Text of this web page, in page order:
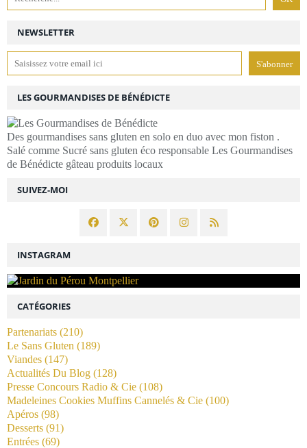
NEWSLETTER
SUIVEZ-MOI
LES GOURMANDISES DE BÉNÉDICTE
Des gourmandises sans gluten en solo en duo avec mon fiston .
Salé comme Sucré sans gluten éco responsable Les Gourmandises
de Bénédicte gâteau produits locaux
INSTAGRAM
CATÉGORIES
Partenariats (210)
Le Sans Gluten (189)
Viandes (147)
Actualités Du Blog (128)
Presse Concours Radio & Cie (108)
Madeleines Cookies Muffins Cannelés & Cie (100)
Apéros (98)
Desserts (91)
Entrées (69)